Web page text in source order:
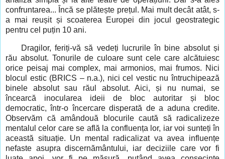
confruntarea... Încă se plătește prețul. Mai mult decât atât, s-
a mai reușit și scoaterea Europei din jocul geostrategic
pentru cel puțin 10 ani.
Dragilor, feriți-vă să vedeți lucrurile în bine absolut și
rău absolut. Tonurile de culoare sunt cele care alcătuiesc
orice peisaj mai complex, mai armonios, mai frumos. Nici
blocul estic (BRICS – n.a.), nici cel vestic nu întruchipează
binele absolut sau răul absolut. Aici, și nu numai, se
încearcă inocularea ideii de bloc autoritar și bloc
democratic, într-o încercare disperată de a aduna credite.
Observăm că amândouă blocurile caută să radicalizeze
mentalul celor care se află la confluența lor, iar voi sunteți în
această situație. Un mental radicalizat va avea influențe
nefaste asupra discernământului, iar deciziile care vor fi